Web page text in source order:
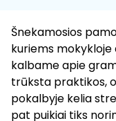
Šnekamosios
kuriems mokykloje
kalbame apie
trūksta praktikos,
pokalbyje kelia
pat puikiai tiks